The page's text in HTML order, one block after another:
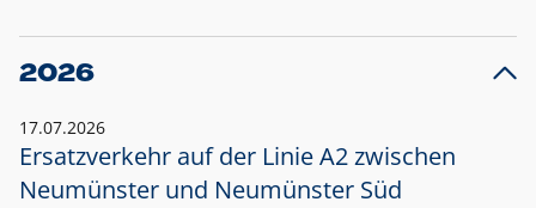
2026
17.07.2026
Ersatzverkehr auf der Linie A2 zwischen
Neumünster und Neumünster Süd